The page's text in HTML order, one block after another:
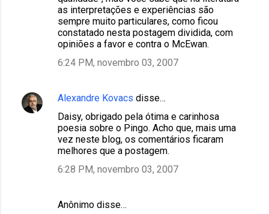
as interpretações e experiências são
sempre muito particulares, como ficou
constatado nesta postagem dividida, com
opiniões a favor e contra o McEwan.
6:24 PM, novembro 03, 2007
Alexandre Kovacs disse…
Daisy, obrigado pela ótima e carinhosa
poesia sobre o Pingo. Acho que, mais uma
vez neste blog, os comentários ficaram
melhores que a postagem.
6:28 PM, novembro 03, 2007
Anônimo disse…